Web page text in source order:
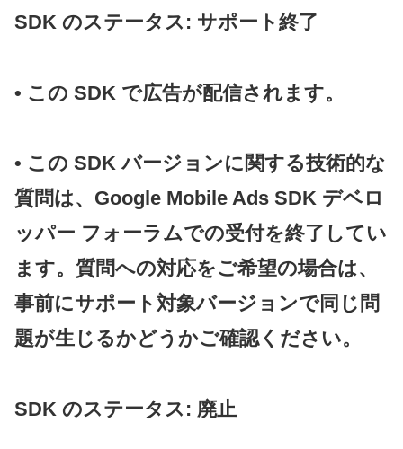
SDK のステータス: サポート終了
• この SDK で広告が配信されます。
• この SDK バージョンに関する技術的な
質問は、Google Mobile Ads SDK デベロ
ッパー フォーラムでの受付を終了してい
ます。質問への対応をご希望の場合は、
事前にサポート対象バージョンで同じ問
題が生じるかどうかご確認ください。
SDK のステータス: 廃止